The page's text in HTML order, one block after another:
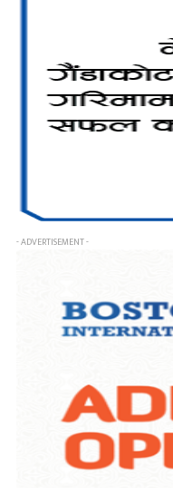
- ADVERTISEMENT -